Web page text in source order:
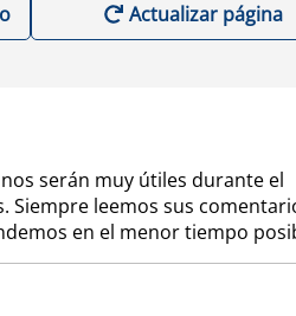
Actualizar página
serán muy útiles durante el
Siempre leemos sus
en el menor tiempo